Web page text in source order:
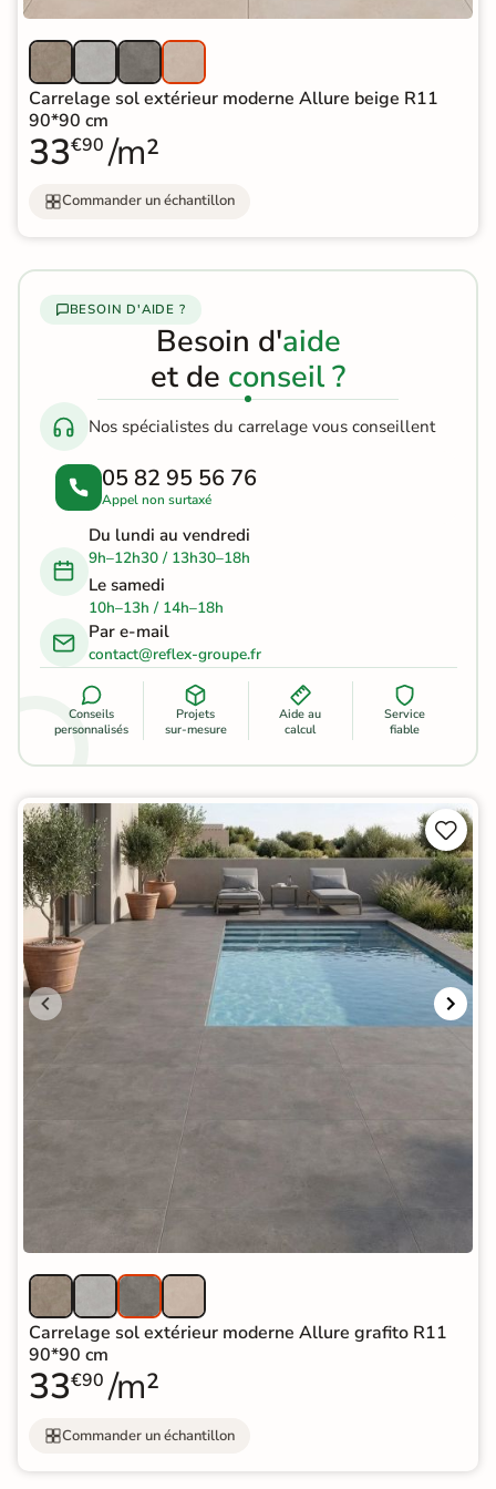
Carrelage sol extérieur moderne Allure beige R11
90*90 cm
33€90 /m²
Commander un échantillon
BESOIN D'AIDE ?
Besoin d'aide
et de conseil ?
Nos spécialistes du carrelage vous conseillent
05 82 95 56 76
Appel non surtaxé
Du lundi au vendredi
9h–12h30 / 13h30–18h
Le samedi
10h–13h / 14h–18h
Par e-mail
contact@reflex-groupe.fr
Conseils
personnalisés
Projets
sur-mesure
Aide au
calcul
Service
fiable


Carrelage sol extérieur moderne Allure grafito R11
90*90 cm
33€90 /m²
Commander un échantillon